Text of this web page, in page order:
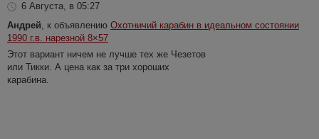
6 Августа, в 05:27
Андрей, к объявлению Охотничий карабин в идеальном состоянии
1990 г.в. нарезной 8×57
Этот вариант ничем не лучше тех же Чезетов
или Тикки. А цена как за три хороших
карабина.